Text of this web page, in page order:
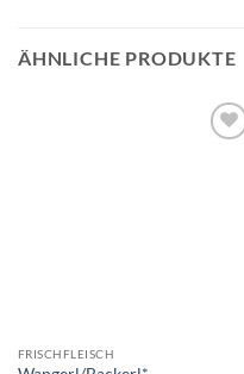
ÄHNLICHE PRODUKTE
FRISCHFLEISCH